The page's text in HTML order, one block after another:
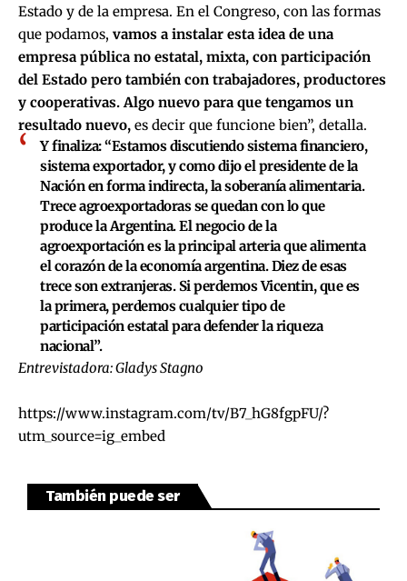
Estado y de la empresa. En el Congreso, con las formas
que podamos, vamos a instalar esta idea de una
empresa pública no estatal, mixta, con participación
del Estado pero también con trabajadores, productores
y cooperativas. Algo nuevo para que tengamos un
resultado nuevo, es decir que funcione bien”, detalla.
Y finaliza: “Estamos discutiendo sistema financiero,
sistema exportador, y como dijo el presidente de la
Nación en forma indirecta, la soberanía alimentaria.
Trece agroexportadoras se quedan con lo que
produce la Argentina. El negocio de la
agroexportación es la principal arteria que alimenta
el corazón de la economía argentina. Diez de esas
trece son extranjeras. Si perdemos Vicentin, que es
la primera, perdemos cualquier tipo de
participación estatal para defender la riqueza
nacional”.
Entrevistadora: Gladys Stagno
https://www.instagram.com/tv/B7_hG8fgpFU/?
utm_source=ig_embed
También puede ser